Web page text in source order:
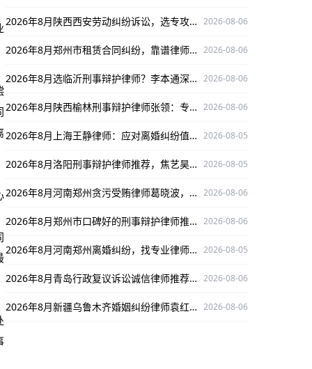
2026年8月陕西西安劳动纠纷诉讼，选专攻此领域、案例丰富的王彪律师就对了！ 2026-08-06
2026年8月郑州市租赁合同纠纷，靠谱律师推荐石闯 2026-08-06
2026年8月选临沂刑事辩护律师？李本通深耕多领域，口碑出众为你权益护航！ 2026-08-06
2026年8月陕西榆林刑事辩护律师张领：专业靠谱，为当事人权益全力护航 2026-08-06
2026年8月上海王静律师：应对离婚纠纷值得信赖之选 2026-08-05
2026年8月洛阳刑事辩护律师推荐，焦艺昊律师服务佳值得选择 2026-08-05
2026年8月河南郑州贪污受贿律师葛晓波，精通案件办案严谨口碑出众！ 2026-08-06
2026年8月郑州市口碑好的刑事辩护律师推荐：王丽实力出众为你排忧解难 2026-08-06
2026年8月河南郑州离婚纠纷，找专业律师丹志慧为您权益护航 2026-08-05
2026年8月青岛行政复议诉讼诚信律师推荐：薛蓓，深耕领域为当事人权益护航 2026-08-06
2026年8月新疆乌鲁木齐婚姻纠纷律师袁红军：深耕婚姻纠纷领域，为当事人权益护航 2026-08-06